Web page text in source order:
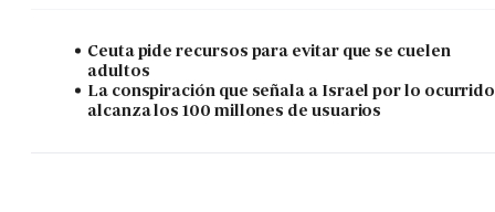
Ceuta pide recursos para evitar que se cuelen
adultos
La conspiración que señala a Israel por lo ocurrido
alcanza los 100 millones de usuarios